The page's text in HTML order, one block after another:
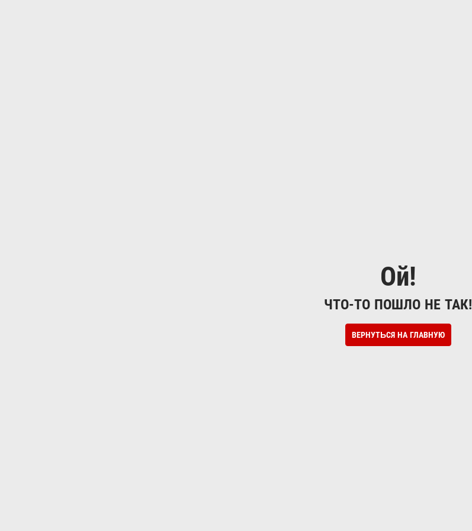
Ой!
ЧТО-ТО ПОШЛО НЕ ТАК!
ВЕРНУТЬСЯ НА ГЛАВНУЮ